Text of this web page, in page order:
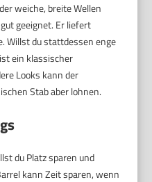
weiche, breite Wellen
geeignet. Er liefert
Willst du stattdessen enge
ein klassischer
Looks kann der
Stab aber lohnen.
du Platz sparen und
kann Zeit sparen, wenn